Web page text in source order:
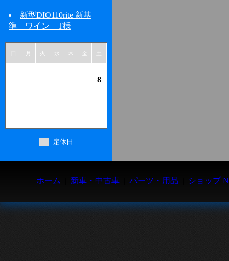
新型DIO110rite 新基
準 ワイン T様
日 月 火 水 木 金
8
: 定休日
ホーム 新車・中古車 パーツ・用品 ショップ